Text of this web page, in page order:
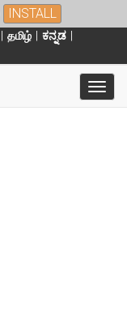
INSTALL
தமிழ்
ಕನ್ನಡ